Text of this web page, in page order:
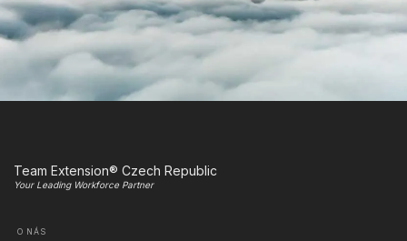
Team Extension® Czech Republic
Your Leading Workforce Partner
O NÁS